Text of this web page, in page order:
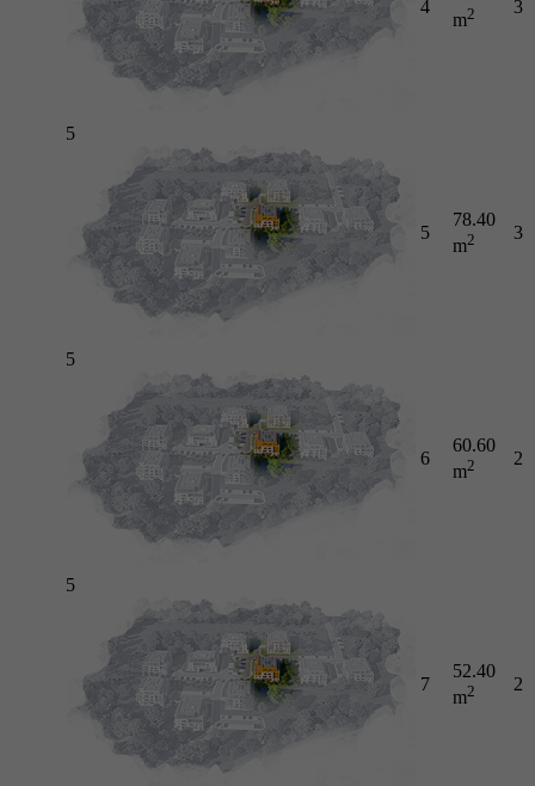
4
m2 3
5
5
78.40
m2 3
5
6
60.60
m2 2
5
7
52.40
m2 2